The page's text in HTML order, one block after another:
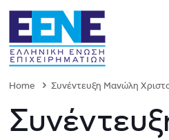
Home Συνέντευξη Μανώλη